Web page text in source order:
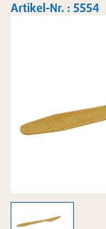
Artikel-Nr. : 5554